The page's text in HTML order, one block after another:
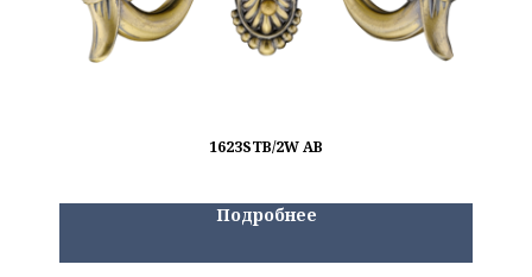
1623STB/2W AB
Подробнее